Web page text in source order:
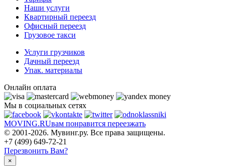
Наши услуги
Квартирный переезд
Офисный переезд
Грузовое такси
Услуги грузчиков
Дачный переезд
Упак. материалы
Онлайн оплата
Мы в социальных сетях
MOVING.RUвам понравится переезжать
© 2001-2026. Мувинг.ру. Все права защищены.
+7 (499) 649-72-21
Перезвонить Вам?
×